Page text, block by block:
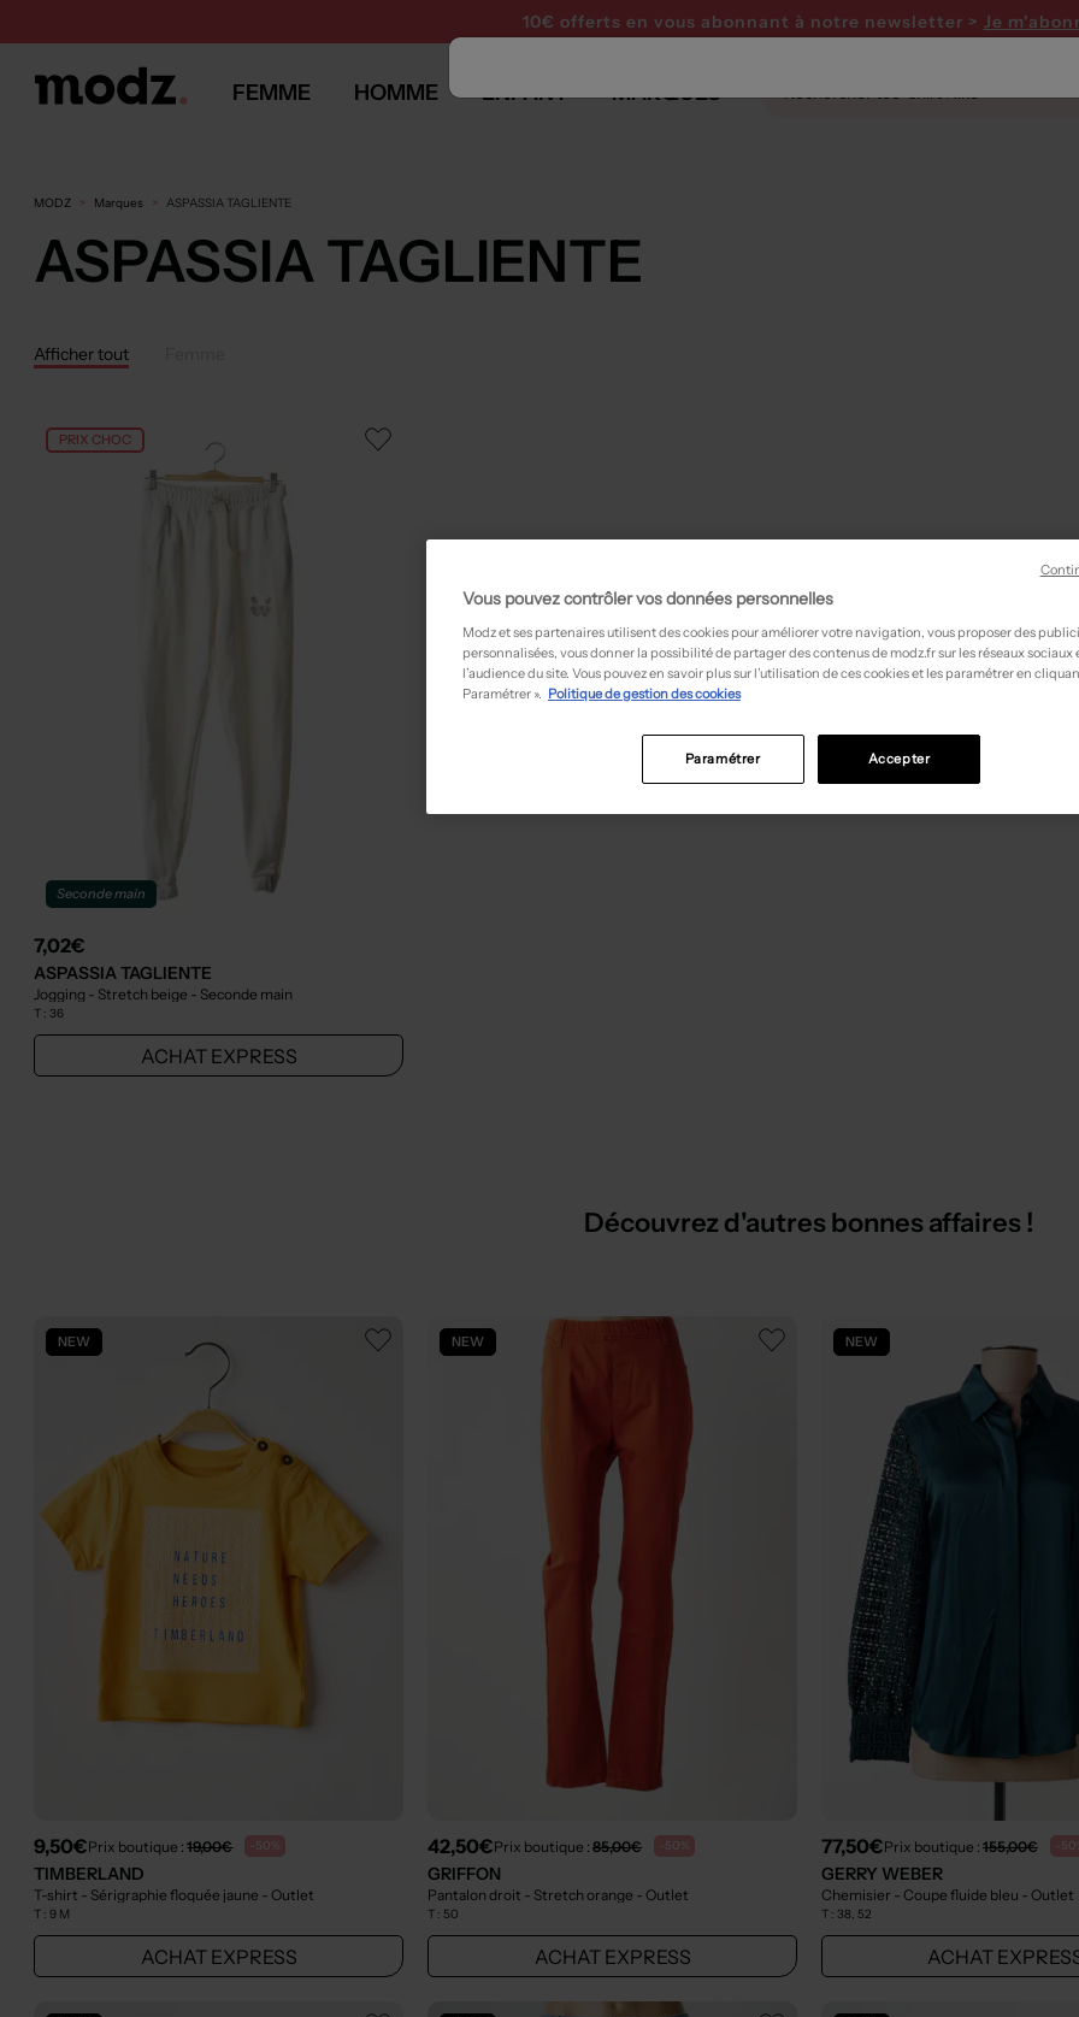
10€ offerts en vous abonnant à notre newsletter > Je
FEMME HOMME ENFANT MARQUES
MODZ Marques ASPASSIA TAGLIENTE
ASPASSIA TAGLIENTE
Afficher tout
PRIX CHOC
Seconde main
7,02€
ASPASSIA TAGLIENTE
Jogging - Stretch beige - Seconde main
T :36
ACHAT EXPRESS
Découvrez d'autres bonnes affaires !
NEW
9,50€Prix boutique :19,00€ -50%
TIMBERLAND
T-shirt - Sérigraphie floquée jaune - Outlet
T :9 M
ACHAT EXPRESS
NEW
42,50€Prix boutique :85,00€ -50%
GRIFFON
Pantalon droit - Stretch orange - Outlet
T :50
ACHAT EXPRESS
NEW
77,50€Prix boutique : 155,00€ -
GERRY WEBER
Chemisier - Coupe fluide bleu - Outlet
T : 38, 52
ACHAT
Vous pouvez contrôler vos données personnelles
Modz et ses partenaires utilisent des cookies pour améliorer votre navigation, vous proposer des
personnalisées, vous donner la possibilité de partager des contenus de modz.fr sur les réseaux sociaux
l’audience du site. Vous pouvez en savoir plus sur l’utilisation de ces cookies et les paramétrer en
Paramétrer ». Politique de gestion des cookies
Accepter
Paramétrer